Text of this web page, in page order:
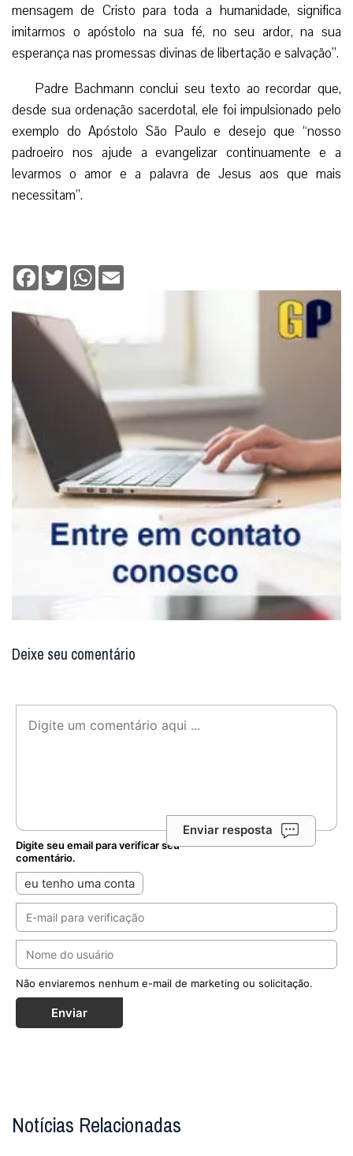
mensagem de Cristo para toda a humanidade, significa
imitarmos o apóstolo na sua fé, no seu ardor, na sua
esperança nas promessas divinas de libertação e salvação”.
Padre Bachmann conclui seu texto ao recordar que,
desde sua ordenação sacerdotal, ele foi impulsionado pelo
exemplo do Apóstolo São Paulo e desejo que “nosso
padroeiro nos ajude a evangelizar continuamente e a
levarmos o amor e a palavra de Jesus aos que mais
necessitam”.
Facebook
TwitterWhatsApp
Deixe seu comentário
Enviar resposta
Digite seu email para verificar seu
comentário.
eu tenho uma conta
Não enviaremos nenhum e-mail de marketing ou solicitação.
Enviar
Notícias Relacionadas